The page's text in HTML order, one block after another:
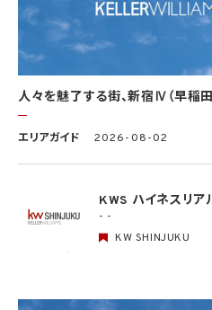
公開されている場合
(4) 本人を目視し、又は撮影することにより
する場合
(5) 第三者から要配慮個人情報の提供を受け
供が第8.1項各号のいずれかに該当するとき
5.3 当社は、第三者から個人情報の提供を受
該個人情報の提供が第4.1項各号のいずれか
(2) 当該第三者による当該個人情報の取得の
6. 個人情報の安全管理
当社は、個人情報の紛失、破壊、改ざん及び
全管理が図られるよう、必要かつ適切な監督
人々を魅了する街、新宿Ⅳ（早稲田
エリアガイド 2026-08-02
KWS ハイネスリア
- -
KW SHINJUKU